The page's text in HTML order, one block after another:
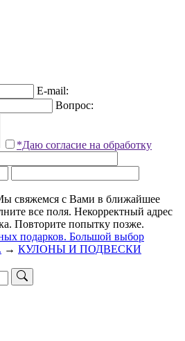
E-mail:
Вопрос:
*Даю согласие на обработку
свяжемся с Вами в ближайшее
все поля. Некорректный адрес
Повторите попытку позже.
подарков. Большой выбор
→ КУЛОНЫ И ПОДВЕСКИ